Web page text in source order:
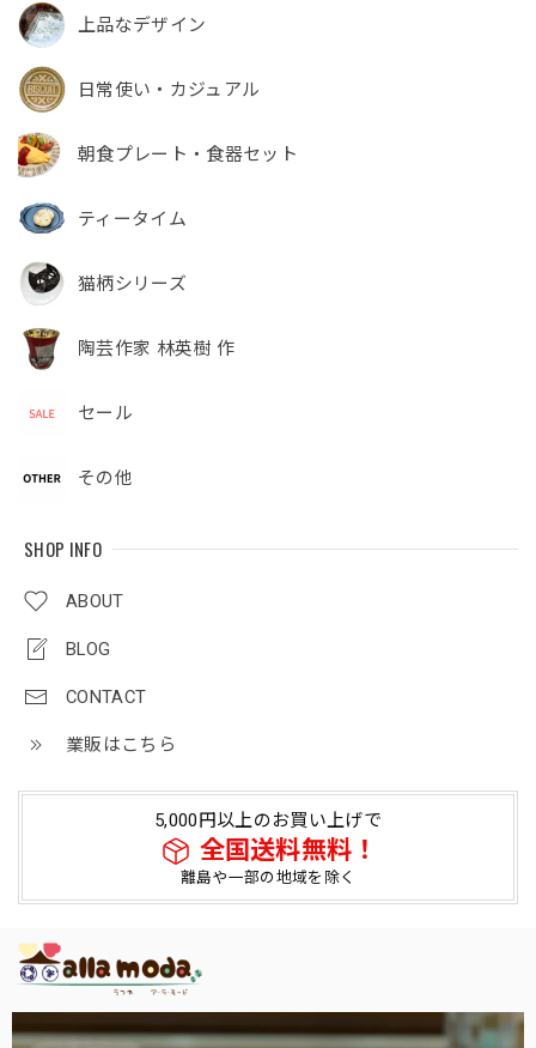
上品なデザイン
日常使い・カジュアル
朝食プレート・食器セット
ティータイム
猫柄シリーズ
陶芸作家 林英樹 作
セール
その他
SHOP INFO
ABOUT
BLOG
CONTACT
業販はこちら
5,000円以上のお買い上げで
全国送料無料！
離島や一部の地域を除く